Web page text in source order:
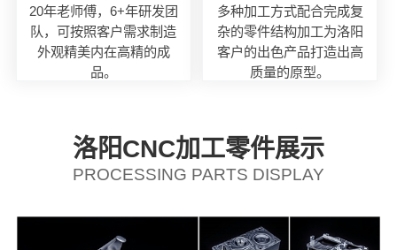
20年老师傅，6+年研发团
队，可按照客户需求制造
外观精美内在高精的成
品。
多种加工方式配合完成复
杂的零件结构加工为洛阳
客户的出色产品打造出高
质量的原型。
洛阳CNC加工零件展示
PROCESSING PARTS DISPLAY